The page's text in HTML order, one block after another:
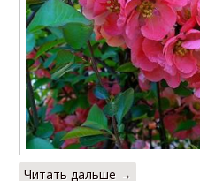
Читать дальше →